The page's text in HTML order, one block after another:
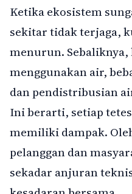
Ketika ekosistem
sekitar tidak terjaga,
menurun.
menggunakan air,
dan pendistribusian
Ini berarti, setiap
memiliki dampak.
pelanggan dan
sekadar anjuran